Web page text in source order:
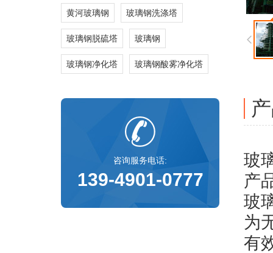
黄河玻璃钢 玻璃钢洗涤塔
玻璃钢脱硫塔 玻璃钢
玻璃钢净化塔 玻璃钢酸雾净化塔
咨询服务电话:
139-4901-0777
玻
产
玻
为
有